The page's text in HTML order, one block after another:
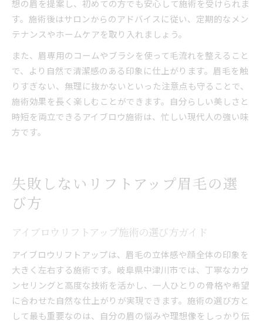
想の眉を提案し、初めての方でも安心して施術を受けられま
す。施術後はサロンからのアドバイスに従い、定期的なメン
テナンスやホームケアを取り入れましょう。
また、眉専用のコームやブラシを使って毛流れを整えること
で、より自然で清潔感のある印象に仕上がります。眉毛を触
りすぎない、無理に抜かないといった注意点も守ることで、
施術効果を長く楽しむことができます。自分らしい美しさと
時短を両立できるアイブロウ施術は、忙しい現代人の強い味
方です。
失敗しないリフトアップ眉毛の選
び方
アイブロウリフトアップ施術の選び方ガイド
アイブロウリフトアップは、眉毛の立体感や顔全体の印象を
大きく左右する施術です。岐阜県中津川市では、丁寧なカウ
ンセリングと高度な技術を活かし、一人ひとりの骨格や希望
に合わせた自然な仕上がりが実現できます。施術の選び方と
して最も重要なのは、自分の眉の悩みや理想像をしっかり伝